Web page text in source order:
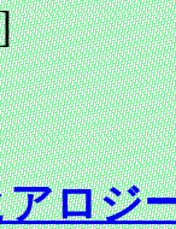
ロジ